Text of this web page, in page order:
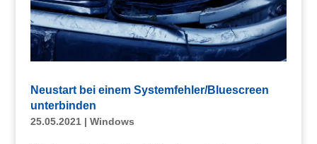
Neustart bei einem Systemfehler/Bluescreen
unterbinden
25.05.2021| Windows